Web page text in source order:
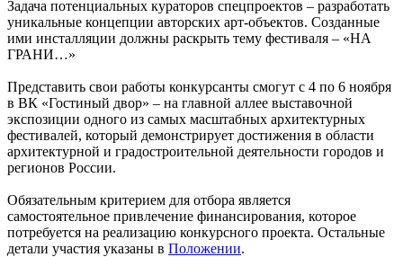
Задача потенциальных кураторов спецпроектов – разработать
уникальные концепции авторских арт-объектов. Созданные
ими инсталляции должны раскрыть тему фестиваля – «НА
ГРАНИ…»
Представить свои работы конкурсанты смогут с 4 по 6 ноября
в ВК «Гостиный двор» – на главной аллее выставочной
экспозиции одного из самых масштабных архитектурных
фестивалей, который демонстрирует достижения в области
архитектурной и градостроительной деятельности городов и
регионов России.
Обязательным критерием для отбора является
самостоятельное привлечение финансирования, которое
потребуется на реализацию конкурсного проекта. Остальные
детали участия указаны в Положении.